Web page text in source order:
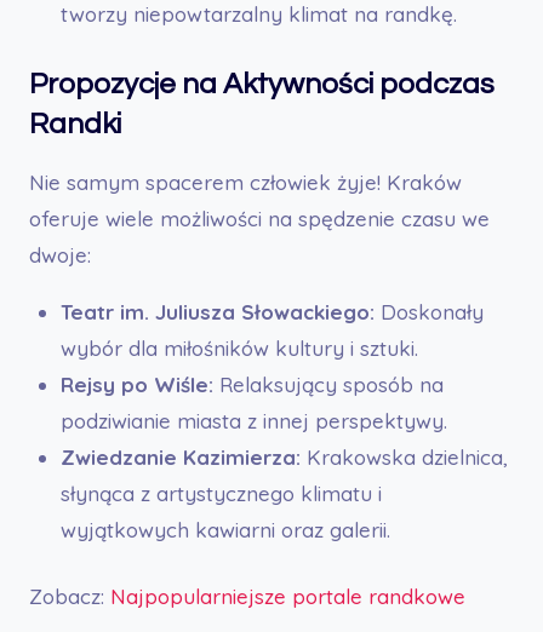
tworzy niepowtarzalny klimat na randkę.
Propozycje na Aktywności podczas
Randki
Nie samym spacerem człowiek żyje! Kraków
oferuje wiele możliwości na spędzenie czasu we
dwoje:
Teatr im. Juliusza Słowackiego: Doskonały
wybór dla miłośników kultury i sztuki.
Rejsy po Wiśle: Relaksujący sposób na
podziwianie miasta z innej perspektywy.
Zwiedzanie Kazimierza: Krakowska dzielnica,
słynąca z artystycznego klimatu i
wyjątkowych kawiarni oraz galerii.
Zobacz: Najpopularniejsze portale randkowe